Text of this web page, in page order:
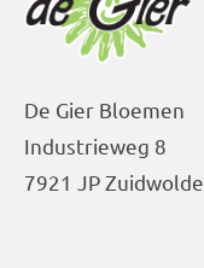
De Gier Bloemen
Industrieweg 8
7921 JP Zuidwolde